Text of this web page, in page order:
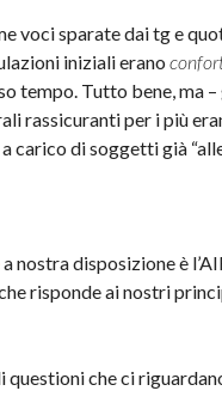
voci sparate dai tg e
iniziali erano
tempo. Tutto bene, ma –
rassicuranti per i più
carico di soggetti già
a nostra disposizione è
risponde ai nostri
che ci